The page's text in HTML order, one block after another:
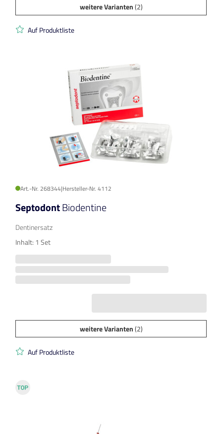
weitere Varianten(2)
Auf Produktliste
Art.-Nr. 268344|Hersteller-Nr. 4112
SeptodontBiodentine
Dentinersatz
Inhalt: 1 Set
weitere Varianten(2)
Auf Produktliste